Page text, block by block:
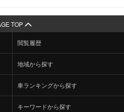
TOP
閲覧履歴
地域から探す
車ランキングから探す
キーワードから探す